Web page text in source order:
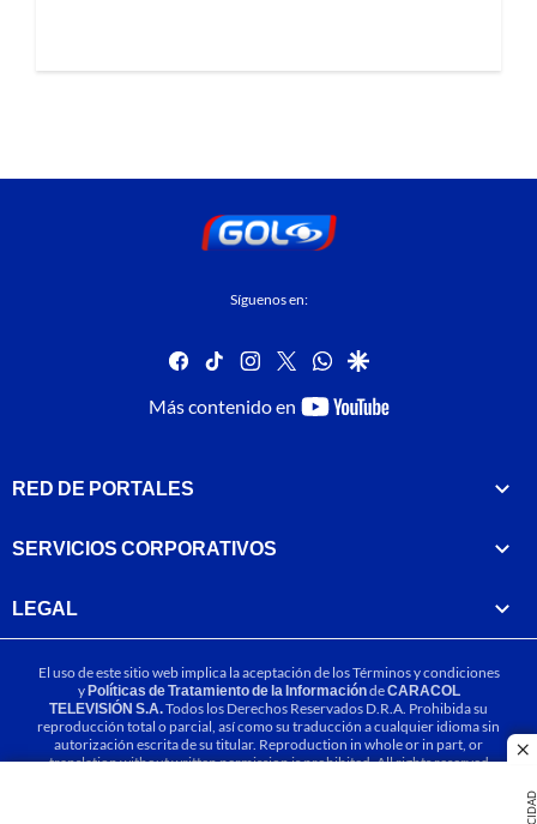
Síguenos en:
facebook
tiktok instagram
twitterwhatsapp
google
Más contenido en
youtube-
RED DE PORTALES
SERVICIOS CORPORATIVOS
LEGAL
El uso de este sitio web implica la aceptación de losTérminos y condiciones
yPolíticas de Tratamiento de la InformacióndeCARACOL
TELEVISIÓN S.A.Todos los Derechos Reservados D.R.A. Prohibida su
reproducción total o parcial, así como su traducción a cualquier idioma sin
autorización escrita de su titular. Reproduction in whole or in part, or
translation without written permission is prohibited. All rights reserved